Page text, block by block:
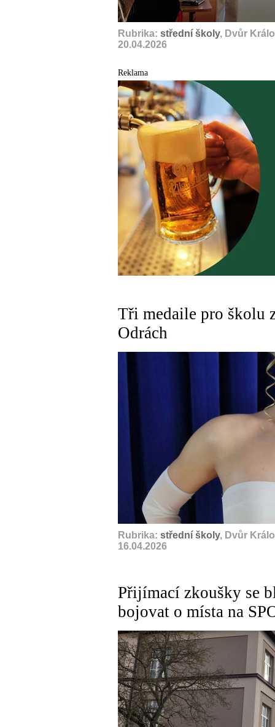
Rubrika: střední školy, Dvůr
20.04.2026
Reklama
Tři medaile pro školu
Odrách
Rubrika: střední školy, Dvůr
16.04.2026
Přijímací zkoušky se
bojovat o místa na